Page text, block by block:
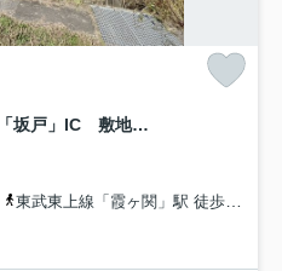
川越市鯨井 資材置場用地 「坂戸」IC 敷地484坪
東武東上線「霞ヶ関」駅 徒歩28分